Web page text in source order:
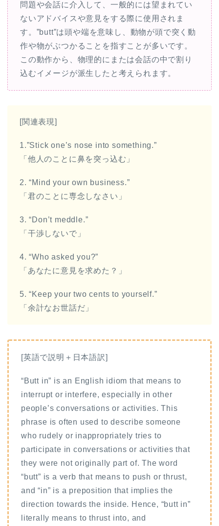
問題や会話に介入して、一般的には望まれてい
ないアドバイスや意見をする際に使用されま
す。”butt”は頭や端を意味し、動物が頭で突く動
作や物がぶつかることを指すことが多いです。
この動作から、物理的にまたは会話の中で割り
込むイメージが派生したと考えられます。
[関連表現]
1.”Stick one’s nose into something.”
「他人のことに鼻を突っ込む」
2. “Mind your own business.”
「君のことに専念しなさい」
3. “Don’t meddle.”
「干渉しないで」
4. “Who asked you?”
「あなたに意見を求めた？」
5. “Keep your two cents to yourself.”
「余計なお世話だ」
[英語で説明＋日本語訳]
“Butt in” is an English idiom that means to
interrupt or interfere, especially in other
people’s conversations or activities. This
phrase is often used to describe someone
who rudely or inappropriately tries to
participate in conversations or activities that
they were not originally part of. The word
“butt” is a verb that means to push or thrust,
and “in” is a preposition that implies the
direction towards the inside. Hence, “butt in”
literally means to thrust into, and